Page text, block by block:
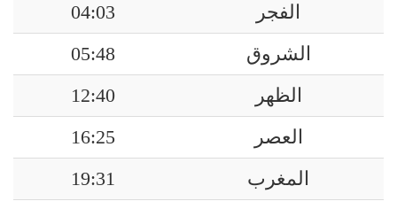
الفجر
04:03
الشروق
05:48
الظهر
12:40
العصر
16:25
المغرب
19:31